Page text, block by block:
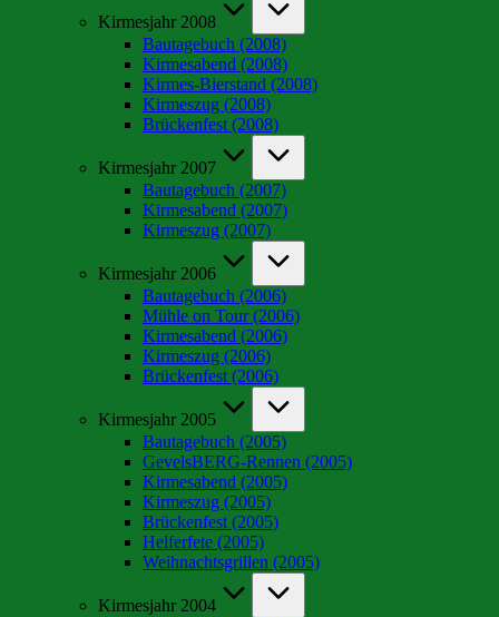
Kirmesjahr 2008
Bautagebuch (2008)
Kirmesabend (2008)
Kirmes-Bierstand (2008)
Kirmeszug (2008)
Brückenfest (2008)
Kirmesjahr 2007
Bautagebuch (2007)
Kirmesabend (2007)
Kirmeszug (2007)
Kirmesjahr 2006
Bautagebuch (2006)
Mühle on Tour (2006)
Kirmesabend (2006)
Kirmeszug (2006)
Brückenfest (2006)
Kirmesjahr 2005
Bautagebuch (2005)
GevelsBERG-Rennen (2005)
Kirmesabend (2005)
Kirmeszug (2005)
Brückenfest (2005)
Helferfete (2005)
Weihnachtsgrillen (2005)
Kirmesjahr 2004